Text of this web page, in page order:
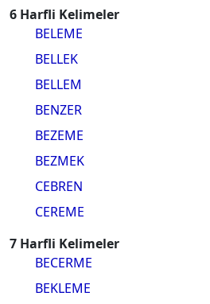
6 Harfli Kelimeler
BELEME
BELLEK
BELLEM
BENZER
BEZEME
BEZMEK
CEBREN
CEREME
7 Harfli Kelimeler
BECERME
BEKLEME